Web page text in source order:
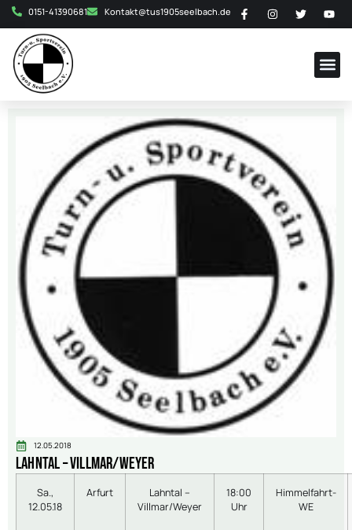
0151-41390681 Kontakt@tus1905seelbach.de
12.05.2018
Lahntal – Villmar/Weyer
Sa.,
12.05.18
Arfurt
Lahntal –
Villmar/Weyer
18:00
Uhr
Himmelfahrt-
WE